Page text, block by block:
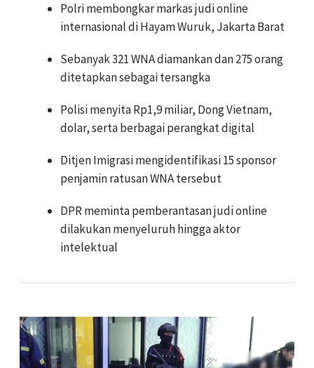
Polri membongkar markas judi online
internasional di Hayam Wuruk, Jakarta Barat
Sebanyak 321 WNA diamankan dan 275 orang
ditetapkan sebagai tersangka
Polisi menyita Rp1,9 miliar, Dong Vietnam,
dolar, serta berbagai perangkat digital
Ditjen Imigrasi mengidentifikasi 15 sponsor
penjamin ratusan WNA tersebut
DPR meminta pemberantasan judi online
dilakukan menyeluruh hingga aktor
intelektual